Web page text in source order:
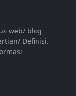
web/ blog
Definisi.